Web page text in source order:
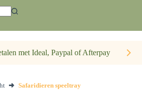
met Ideal, Paypal of Afterpay
Safaridieren speeltray